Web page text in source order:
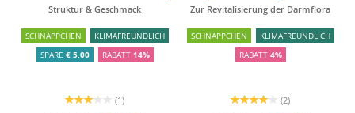
Feedbox
Struktur & Geschmack
SCHNÄPPCHEN
KLIMAFREUNDLICH
SPARE € 5,00 RABATT 14%
(1)
Zur Revitalisierung der Darmflora
SCHNÄPPCHEN
KLIMAFREUNDLICH
RABATT 4%
(2)